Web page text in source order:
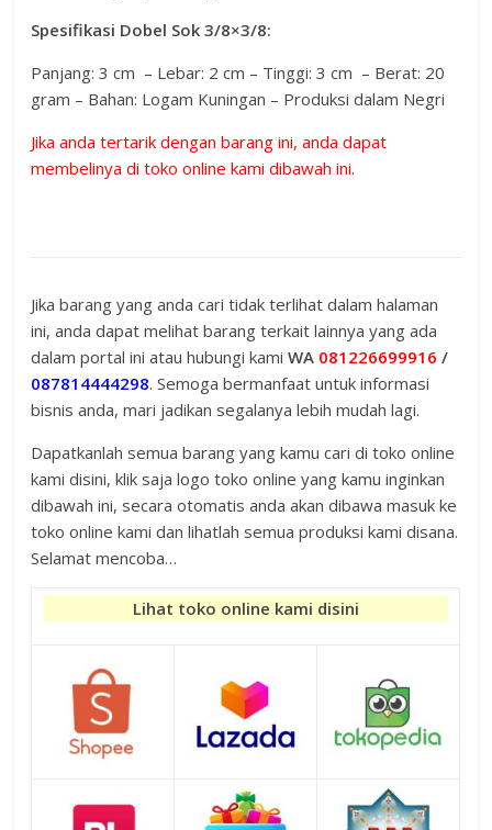
Spesifikasi Dobel Sok 3/8×3/8:
Panjang: 3 cm – Lebar: 2 cm – Tinggi: 3 cm – Berat: 20
gram – Bahan: Logam Kuningan – Produksi dalam Negri
Jika anda tertarik dengan barang ini, anda dapat
membelinya di toko online kami dibawah ini.
Jika barang yang anda cari tidak terlihat dalam halaman
ini, anda dapat melihat barang terkait lainnya yang ada
dalam portal ini atau hubungi kamiWA 081226699916 /
087814444298. Semoga bermanfaat untuk informasi
bisnis anda, mari jadikan segalanya lebih mudah lagi.
Dapatkanlah semua barang yang kamu cari di toko online
kami disini, klik saja logo toko online yang kamu inginkan
dibawah ini, secara otomatis anda akan dibawa masuk ke
toko online kami dan lihatlah semua produksi kami disana.
Selamat mencoba…
Lihat toko online kami disini